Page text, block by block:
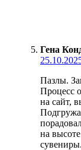
Гена
Пазлы.
Процесс
на сайт,
на
сувениры.